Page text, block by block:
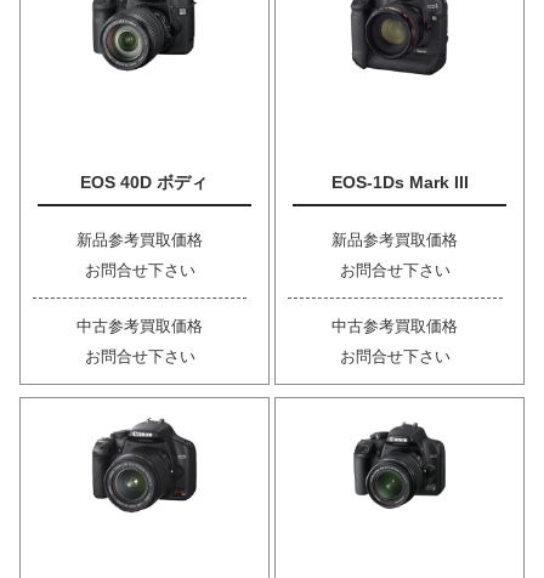
EOS 40D ボディ
新品参考買取価格
お問合せ下さい
中古参考買取価格
お問合せ下さい
EOS-1Ds Mark III
新品参考買取価格
お問合せ下さい
中古参考買取価格
お問合せ下さい